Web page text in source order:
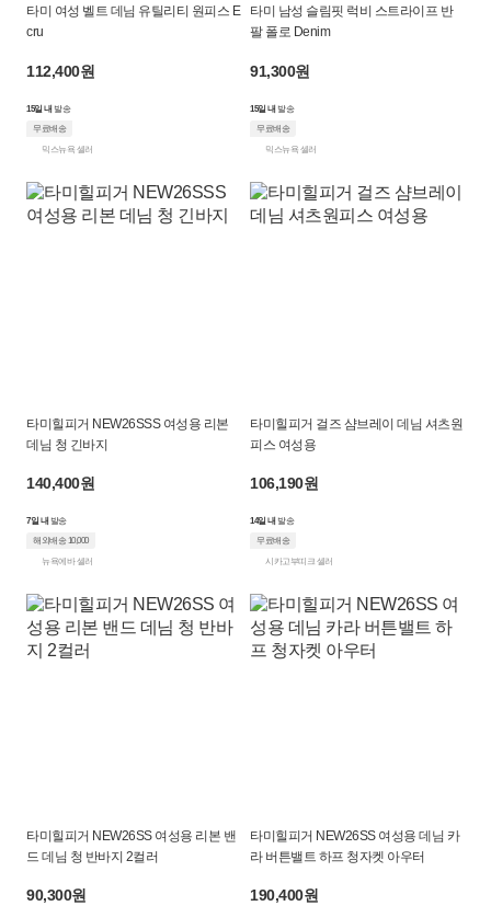
타미 여성 벨트 데님 유틸리티 원피스 E
cru
112,400원
15일 내 발송
무료배송
믹스뉴욕 셀러
타미 남성 슬림핏 럭비 스트라이프 반
팔 폴로 Denim
91,300원
15일 내 발송
무료배송
믹스뉴욕 셀러
타미힐피거 NEW26SSS 여성용 리본
데님 청 긴바지
140,400원
7일 내 발송
해외배송 10,000
뉴욕에바 셀러
타미힐피거 걸즈 샴브레이 데님 셔츠원
피스 여성용
106,190원
14일 내 발송
무료배송
시카고부띠크 셀러
타미힐피거 NEW26SS 여성용 리본 밴
드 데님 청 반바지 2컬러
90,300원
타미힐피거 NEW26SS 여성용 데님 카
라 버튼밸트 하프 청자켓 아우터
190,400원